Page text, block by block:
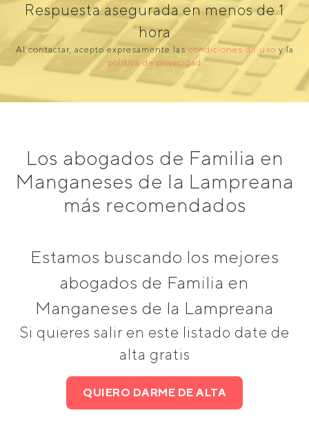
Respuesta asegurada en menos de 1
hora
Al contactar, acepto expresamente las condiciones de uso y la
política de privacidad
Los abogados de Familia en
Manganeses de la Lampreana
más recomendados
Estamos buscando los mejores
abogados de Familia en
Manganeses de la Lampreana
Si quieres salir en este listado date de
alta gratis
QUIERO DARME DE ALTA